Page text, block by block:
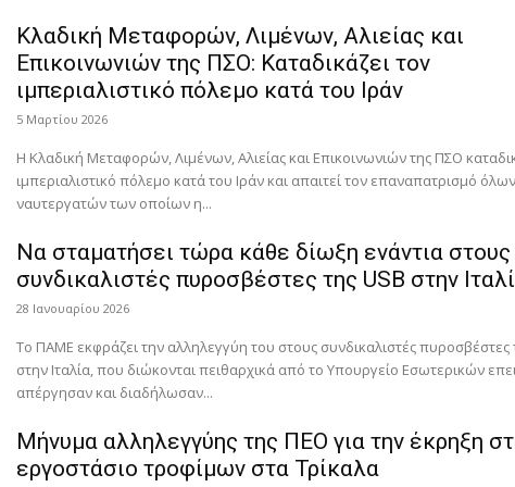
Κλαδική Μεταφορών, Λιμένων, Αλιείας και
Επικοινωνιών της ΠΣΟ: Καταδικάζει τον
ιμπεριαλιστικό πόλεμο κατά του Ιράν
5 Μαρτίου 2026
Η Κλαδική Μεταφορών, Λιμένων, Αλιείας και Επικοινωνιών της ΠΣΟ
ιμπεριαλιστικό πόλεμο κατά του Ιράν και απαιτεί τον επαναπατρισμό
ναυτεργατών των οποίων η...
Να σταματήσει τώρα κάθε δίωξη ενάντια στους
συνδικαλιστές πυροσβέστες της USB στην
28 Ιανουαρίου 2026
Το ΠΑΜΕ εκφράζει την αλληλεγγύη του στους συνδικαλιστές πυροσβέστες
στην Ιταλία, που διώκονται πειθαρχικά από το Υπουργείο Εσωτερικών
απέργησαν και διαδήλωσαν...
Μήνυμα αλληλεγγύης της ΠΕΟ για την έκρηξη
εργοστάσιο τροφίμων στα Τρίκαλα